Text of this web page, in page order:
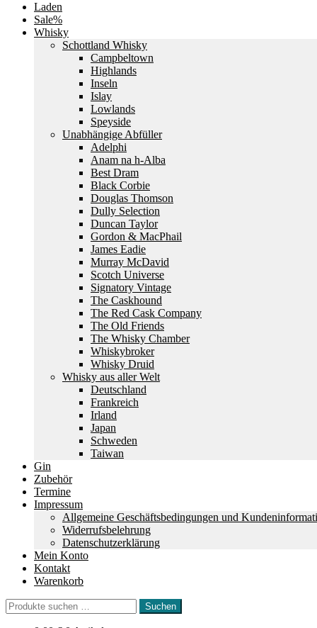
Laden
Sale%
Whisky
Schottland Whisky
Campbeltown
Highlands
Inseln
Islay
Lowlands
Speyside
Unabhängige Abfüller
Adelphi
Anam na h-Alba
Best Dram
Black Corbie
Douglas Thomson
Dully Selection
Duncan Taylor
Gordon & MacPhail
James Eadie
Murray McDavid
Scotch Universe
Signatory Vintage
The Caskhound
The Red Cask Company
The Old Friends
The Whisky Chamber
Whiskybroker
Whisky Druid
Whisky aus aller Welt
Deutschland
Frankreich
Irland
Japan
Schweden
Taiwan
Gin
Zubehör
Termine
Impressum
Allgemeine Geschäftsbedingungen und
Widerrufsbelehrung
Datenschutzerklärung
Mein Konto
Kontakt
Warenkorb
Suchen
nach:
Suchen